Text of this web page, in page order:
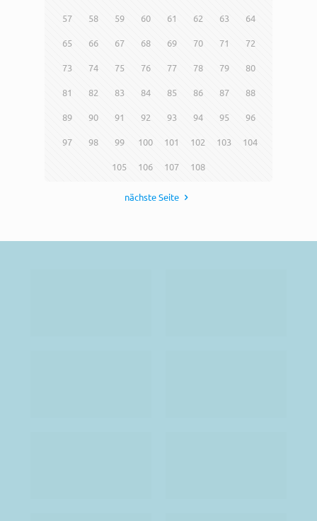
57 58 59 60 61 62 63 64
65 66 67 68 69 70 71 72
73 74 75 76 77 78 79 80
81 82 83 84 85 86 87 88
89 90 91 92 93 94 95 96
97 98 99 100 101 102 103 104
105 106 107 108
nächste Seite